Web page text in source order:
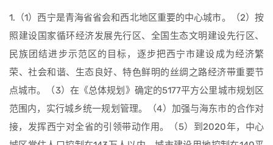
1.（1）西宁是青海省省会和西北地区重要的中心城市。（2）按
照建设国家循环经济发展先行区、全国生态文明建设先行区、
民族团结进步示范区的目标，逐步把西宁市建设成为经济繁
荣、社会和谐、生态良好、特色鲜明的丝绸之路经济带重要节
点城市。（3）在《总体规划》确定的5177平方公里城市规划区
范围内，实行城乡统一规划管理。（4）加强与海东市的合作对
接，发挥西宁对全省的引领带动作用。（5）到2020年，中心